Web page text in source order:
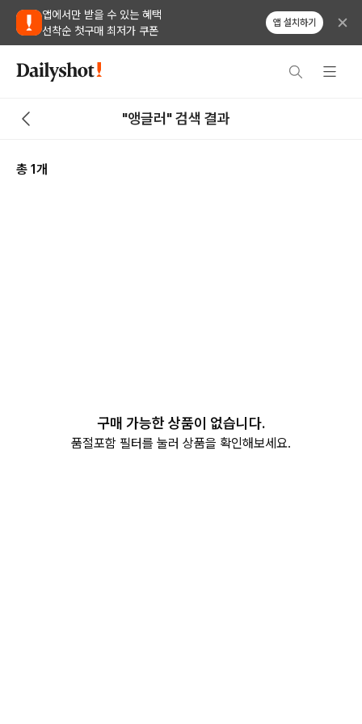
앱에서만 받을 수 있는 혜택
선착순 첫구매 최저가 쿠폰
앱 설치하기
"앵글러" 검색 결과
총 1개
구매 가능한 상품이 없습니다.
품절포함 필터를 눌러 상품을 확인해보세요.